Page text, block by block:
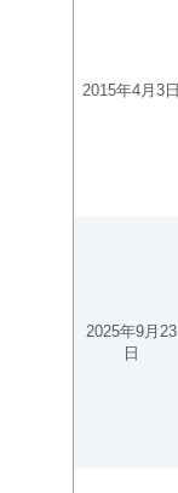
2015年4月3日
2025年9月23
日